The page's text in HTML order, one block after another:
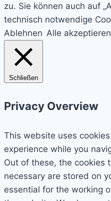
zu. Sie können auch auf
technisch notwendige
Ablehnen Alle akzeptieren
Schließen
Privacy Overview
This website uses
experience while you
Out of these, the cookies
necessary are stored on
essential for the working